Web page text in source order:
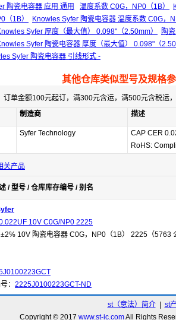
陶瓷电容器 应用 通用 温度系数 C0G，NP0（1B）
（1B）
Knowles Syfer 陶瓷电容器 温度系数 C0G，
Syfer 厚度（最大值） 0.098"（2.50mm）
陶
Syfer 陶瓷电容器 厚度（最大值） 0.098"（
Syfer 陶瓷电容器 引线形式 -
其他仓库类似型号及规格
单金额100元起订，满300元含运，满500元含税运
制造商 描述
Syfer Technology
CAP CER
RoHS:
关产品
/ 型号 / 仓库库存编号 / 别名
10V C0G/NP0 2225
10V 陶瓷电容器 C0G，NP0（1B） 2225（5763
： 2225J0100223GCT-ND
st（意法）简介| st
Copyright © 2017 www.st-ic.comAll Rights